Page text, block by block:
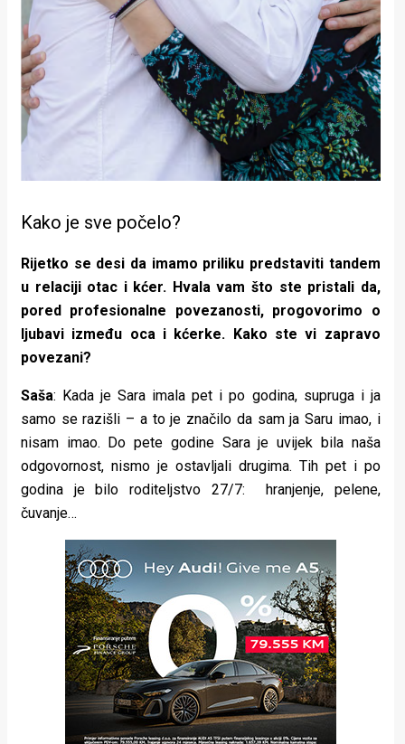
Kako je sve počelo?
Rijetko se desi da imamo priliku predstaviti tandem
u relaciji otac i kćer. Hvala vam što ste pristali da,
pored profesionalne povezanosti, progovorimo o
ljubavi između oca i kćerke. Kako ste vi zapravo
povezani?
Saša: Kada je Sara imala pet i po godina, supruga i ja
samo se razišli – a to je značilo da sam ja Saru imao, i
nisam imao. Do pete godine Sara je uvijek bila naša
odgovornost, nismo je ostavljali drugima. Tih pet i po
godina je bilo roditeljstvo 27/7: hranjenje, pelene,
čuvanje…